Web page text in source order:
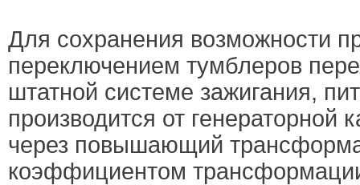
Для сохранения возможности
переключением тумблеров
штатной системе зажигания,
производится от генераторной
через повышающий
коэффициентом